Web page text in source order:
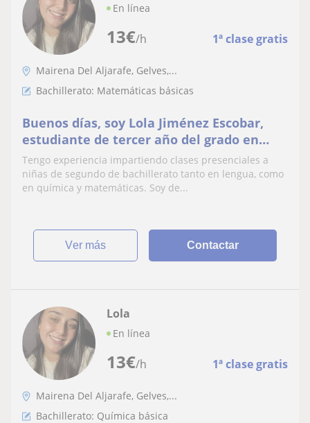
13€/h 1ª clase gratis
En línea
Mairena Del Aljarafe, Gelves,...
Bachillerato: Matemáticas básicas
Buenos días, soy Lola Jiménez Escobar,
estudiante de tercer año del grado en
Farmacia en la Universidad de Sevilla
Tengo experiencia impartiendo clases presenciales a
niñas de segundo de bachillerato tanto en lengua, como
en química y matemáticas. Soy de...
ver más Contactar
13€/h 1ª clase gratis
Lola
En línea
Mairena Del Aljarafe, Gelves,...
Bachillerato: Química básica